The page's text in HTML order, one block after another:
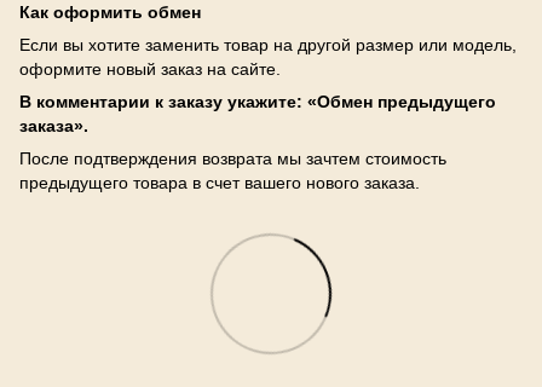
Как оформить обмен
Если вы хотите заменить товар на другой размер или модель,
оформите новый заказ на сайте.
В комментарии к заказу укажите: «Обмен предыдущего
заказа».
После подтверждения возврата мы зачтем стоимость
предыдущего товара в счет вашего нового заказа.